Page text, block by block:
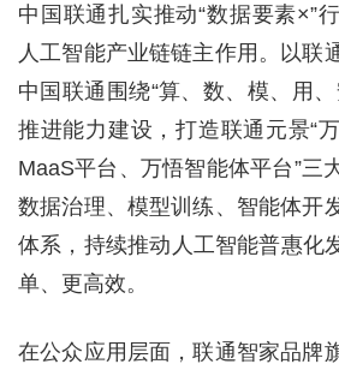
中国联通扎实推动“数据要素×”
人工智能产业链链主作用。以联
中国联通围绕“算、数、模、用
推进能力建设，打造联通元景“
MaaS平台、万悟智能体平台”三
数据治理、模型训练、智能体开
体系，持续推动人工智能普惠化
单、更高效。
在公众应用层面，联通智家品牌